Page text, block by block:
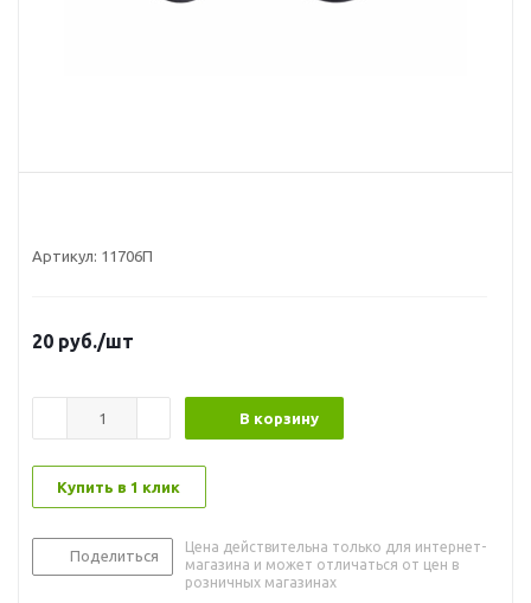
Артикул: 11706П
20 руб./шт
В корзину
Купить в 1 клик
Поделиться
Цена действительна только для интернет-
магазина и может отличаться от цен в
розничных магазинах